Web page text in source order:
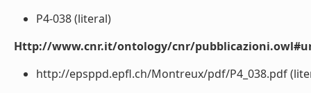
P4-038 (literal)
Http://www.cnr.it/ontology/cnr/
http://epsppd.epfl.ch/Montreux/pdf/P4_038.pdf